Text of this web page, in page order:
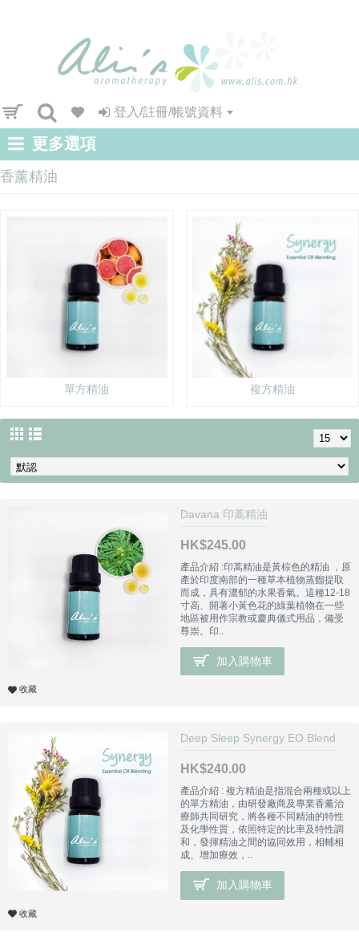
登入/註冊/帳號資料
更多選項
香薰精油
單方精油 複方精油
Davana 印蒿精油
HK$245.00
產品介紹 :印蒿精油是黃棕色的精油 ，原
產於印度南部的一種草本植物蒸餾提取
而成，具有濃郁的水果香氣。這種12-18
寸高、開著小黃色花的綠葉植物在一些
地區被用作宗教或慶典儀式用品，備受
尊崇。印..
加入購物車
收藏
Deep Sleep Synergy EO Blend
HK$240.00
產品介紹 : 複方精油是指混合兩種或以上
的單方精油，由研發廠商及專業香薰治
療師共同研究，將各種不同精油的特性
及化學性質，依照特定的比率及特性調
和，發揮精油之間的協同效用，相輔相
成、增加療效，..
加入購物車
收藏